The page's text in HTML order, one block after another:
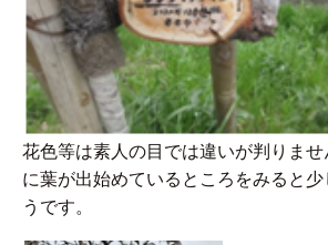
花色等は素人の目では違いが判りま
に葉が出始めているところをみると少
うです。